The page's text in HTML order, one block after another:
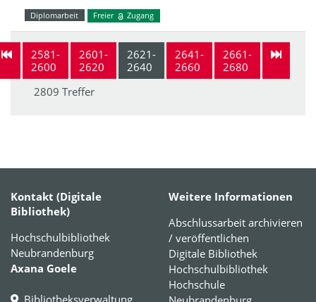
Diplomarbeit Freier Zugang
2581-
2600
2601-
2620
2621-
2640
2641-
2660
2661-
2680
2809 Treffer
Kontakt (Digitale
Bibliothek)
Hochschulbibliothek
Neubrandenburg
Axana Goele
Bibliotheksverwaltung
Weitere Informationen
Abschlussarbeit archivieren
/ veröffentlichen
Digitale Bibliothek
Hochschulbibliothek
Hochschule